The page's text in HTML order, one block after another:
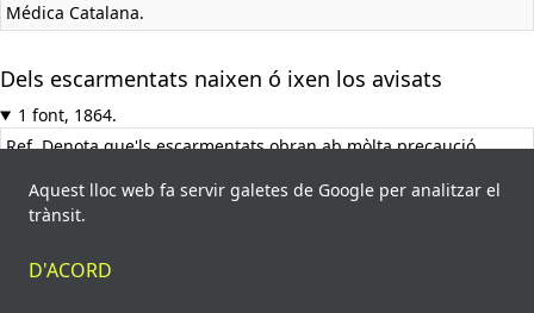
Médica Catalana.
Dels escarmentats naixen ó ixen los avisats
1 font, 1864.
Ref. Denota que'ls escarmentats obran ab mòlta precaució.
Equivalent en castellà:
De los escarmentados se hacen los
avisados; de los escarmentados nacen los arteros; el
mejor cirujano que el bien acuchillado.
Aquest lloc web fa servir galetes de Google per analitzar el
trànsit.
D'ACORD